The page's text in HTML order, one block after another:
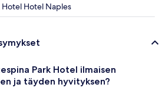
Hotel Naples
Park Hotel ilmaisen
ja täyden hyvityksen?